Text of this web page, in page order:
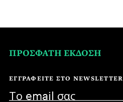
ΠΡΟΣΦΑΤΗ ΕΚΔΟΣΗ
ΕΓΓΡΑΦΕΙΤΕ ΣΤΟ NEWSLETTER